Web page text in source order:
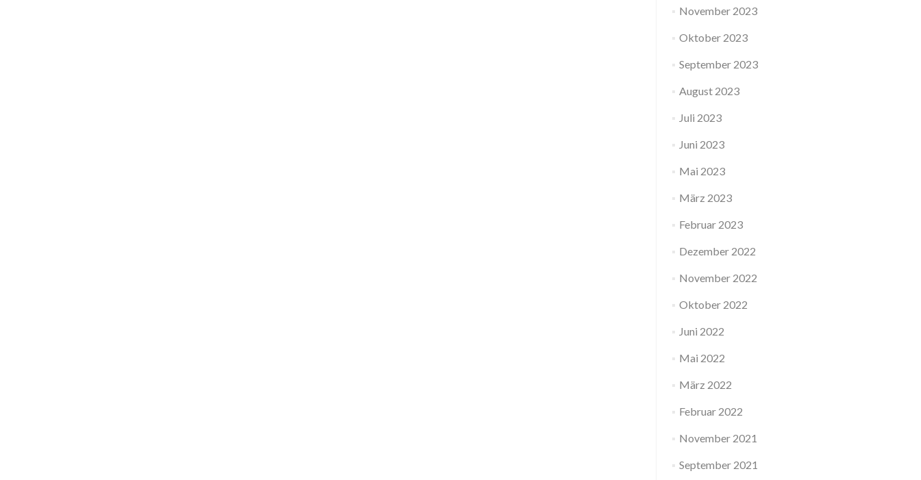
November 2023
Oktober 2023
September 2023
August 2023
Juli 2023
Juni 2023
Mai 2023
März 2023
Februar 2023
Dezember 2022
November 2022
Oktober 2022
Juni 2022
Mai 2022
März 2022
Februar 2022
November 2021
September 2021